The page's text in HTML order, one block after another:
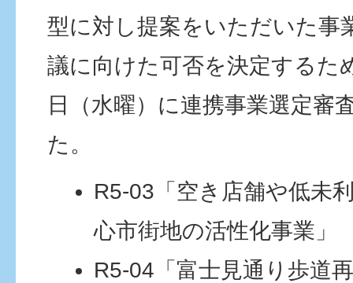
型に対し提案をいただいた事
議に向けた可否を決定するた
日（水曜）に連携事業選定審
た。
R5-03「空き店舗や低未
心市街地の活性化事業」
R5-04「富士見通り歩道